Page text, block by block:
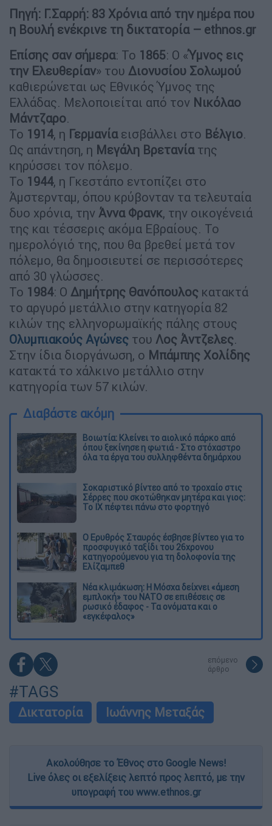
Πηγή: Γ.Σαρρή: 83 Χρόνια από την ημέρα που
η Βουλή ενέκρινε τη δικτατορία – ethnos.gr
Επίσης σαν σήμερα: Το 1865: Ο «Ύμνος εις
την Ελευθερίαν» του Διονυσίου Σολωμού
καθιερώνεται ως Εθνικός Ύμνος της
Ελλάδας. Μελοποιείται από τον Νικόλαο
Μάντζαρο.
Το 1914, η Γερμανία εισβάλλει στο Βέλγιο.
Ως απάντηση, η Μεγάλη Βρετανίατης
κηρύσσει τον πόλεμο.
Το 1944, η Γκεστάπο εντοπίζει στο
Άμστερνταμ, όπου κρύβονταν τα τελευταία
δυο χρόνια, την Άννα Φρανκ, την οικογένειά
της και τέσσερις ακόμα Εβραίους. Το
ημερολόγιό της, που θα βρεθεί μετά τον
πόλεμο, θα δημοσιευτεί σε περισσότερες
από 30 γλώσσες.
Το 1984: Ο Δημήτρης Θανόπουλος κατακτά
το αργυρό μετάλλιο στην κατηγορία 82
κιλών της ελληνορωμαϊκής πάλης στους
Ολυμπιακούς Αγώνες του Λος Άντζελες.
Στην ίδια διοργάνωση, ο Μπάμπης Χολίδης
κατακτά το χάλκινο μετάλλιο στην
κατηγορία των 57 κιλών.
Διαβάστε ακόμη
Βοιωτία: Κλείνει το αιολικό πάρκο από
όπου ξεκίνησε η φωτιά - Στο στόχαστρο
όλα τα έργα του συλληφθέντα δημάρχου
Σοκαριστικό βίντεο από το τροχαίο στις
Σέρρες που σκοτώθηκαν μητέρα και γιος:
Το ΙΧ πέφτει πάνω στο φορτηγό
Ο Ερυθρός Σταυρός έσβησε βίντεο για το
προσφυγικό ταξίδι του 26χρονου
κατηγορούμενου για τη δολοφονία της
Ελίζαμπεθ
Νέα κλιμάκωση: Η Μόσχα δείχνει «άμεση
εμπλοκή» του ΝΑΤΟ σε επιθέσεις σε
ρωσικό έδαφος - Τα ονόματα και ο
«εγκέφαλος»
επόμενο
άρθρο
#TAGS
Δικτατορία Ιωάννης Μεταξάς
Ακολούθησε το Έθνος στο Google News!
Live όλες οι εξελίξεις λεπτό προς λεπτό, με την
υπογραφή του www.ethnos.gr